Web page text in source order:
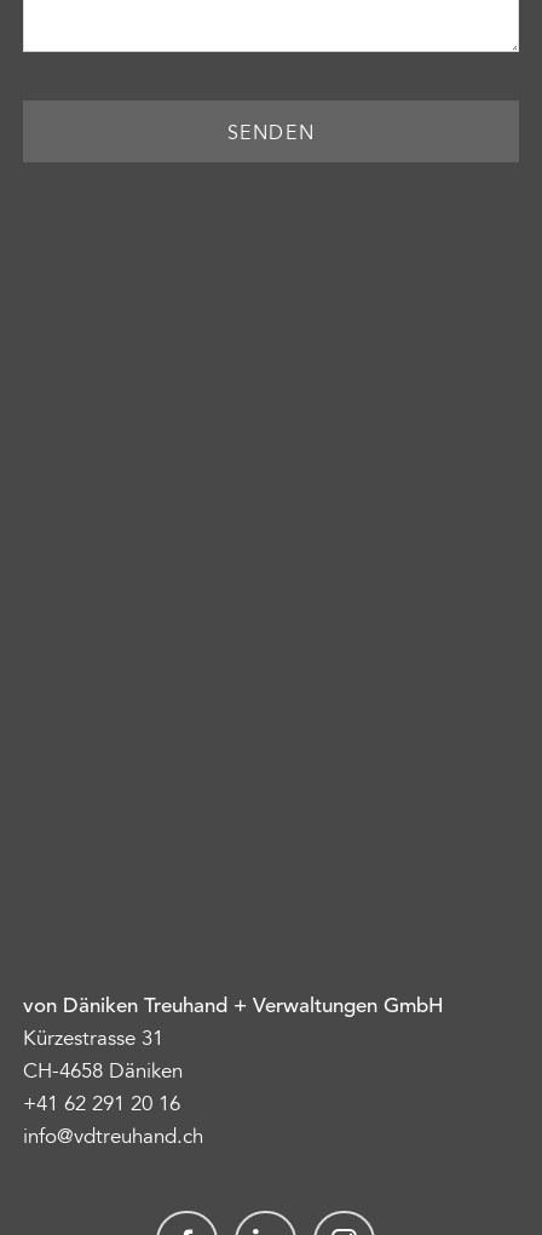
SENDEN
von Däniken Treuhand + Verwaltungen GmbH
Kürzestrasse 31
CH-4658 Däniken
+41 62 291 20 16
info@vdtreuhand.ch